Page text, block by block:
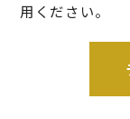
用ください。